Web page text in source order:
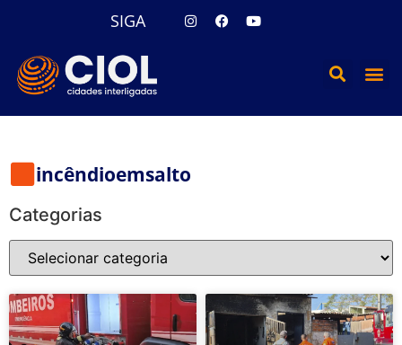
SIGA
incêndioemsalto
Categorias